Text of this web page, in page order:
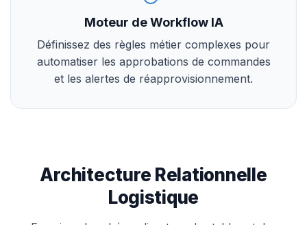
Moteur de Workflow IA
Définissez des règles métier complexes pour
automatiser les approbations de commandes
et les alertes de réapprovisionnement.
Architecture Relationnelle
Logistique